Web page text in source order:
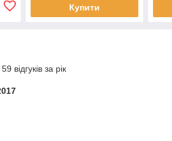
Купити
відгуків за рік